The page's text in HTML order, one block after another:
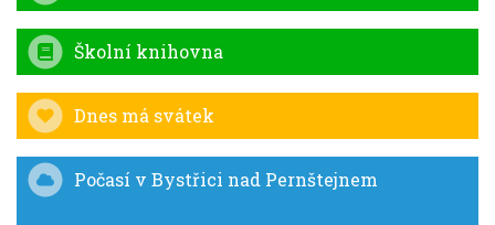
Školní knihovna
Dnes má svátek
Počasí v Bystřici nad Pernštejnem